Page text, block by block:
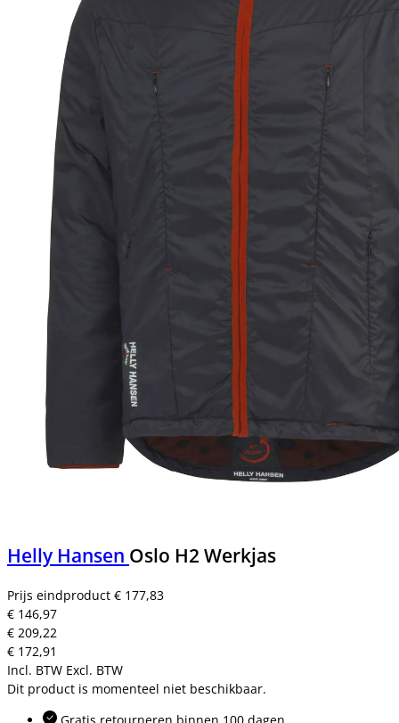
Helly Hansen Oslo H2 Werkjas
Prijs eindproduct € 177,83
€ 146,97
€ 209,22
€ 172,91
Incl. BTW Excl. BTW
Dit product is momenteel niet beschikbaar.